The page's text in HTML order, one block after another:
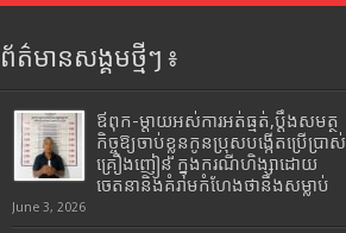
ព័ត៌មានសង្គមថ្មីៗ ៖
ឪពុក-ម្ដាយអស់ការអត់ធ្មត់,ប្ដឹងសមត្ថ
កិច្ចឱ្យចាប់ខ្លួនកូនប្រុសបង្កើតប្រើប្រាស់
គ្រឿងញៀន ក្នុងករណីហិង្សាដោយ
ចេតនានិងគំរាមកំហែងថានឹងសម្លាប់
June 3, 2026